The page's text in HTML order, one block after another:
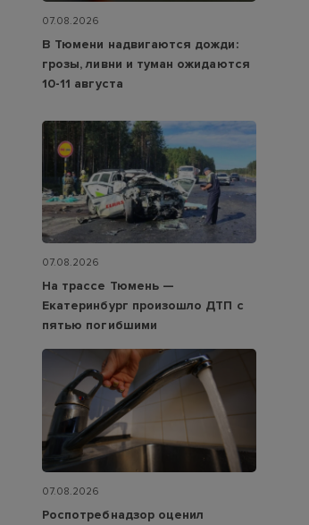
07.08.2026
В Тюмени надвигаются дожди:
грозы, ливни и туман ожидаются
10-11 августа
07.08.2026
На трассе Тюмень —
Екатеринбург произошло ДТП с
пятью погибшими
07.08.2026
Роспотребнадзор оценил